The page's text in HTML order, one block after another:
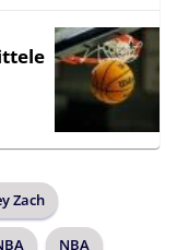
Zach
NBA